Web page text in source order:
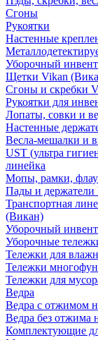
Сгоны
Рукоятки
Настенные
Уборочный
Щетки Vikan
Сгоны и скребки
Рукоятки для
Лопаты, совки и
Настенные
Весла-мешалки и
UST (ультра
линейка
Мопы, рамки,
Пады и
Транспортная
(Викан)
Уборочный
Уборочные
Тележки для
Тележки
Тележки для
Ведра
Ведра с отжимом
Ведра без отжима
Комплектующие